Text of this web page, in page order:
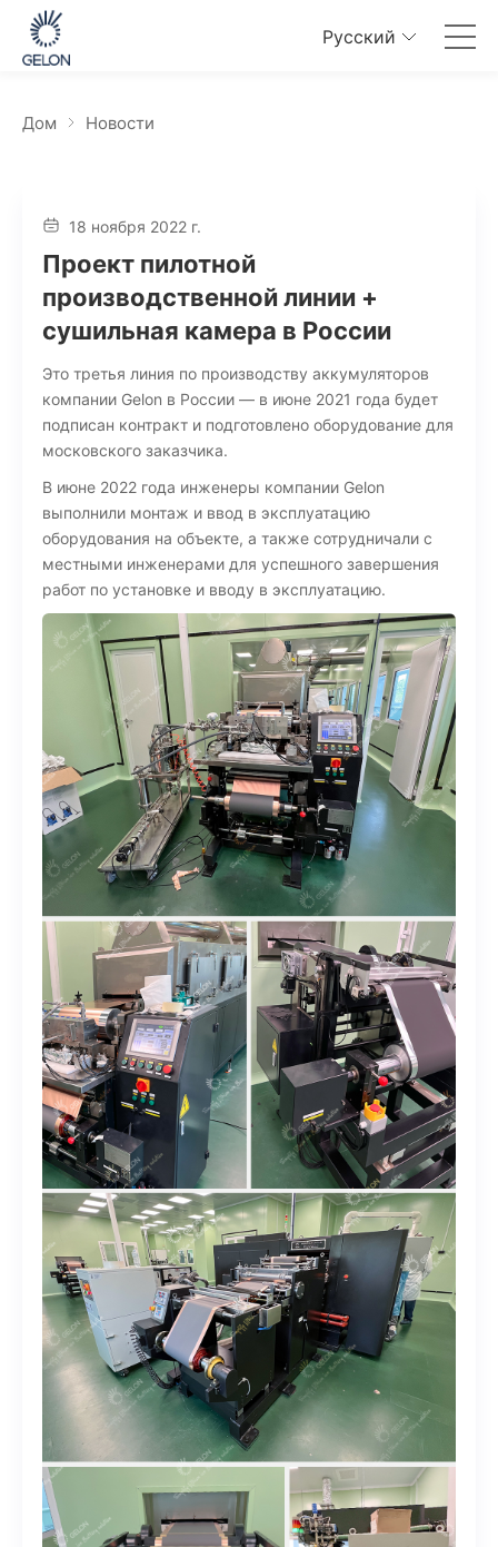
Pусский
Дом Новости
18 ноября 2022 г.
Проект пилотной
производственной линии +
сушильная камера в России
Это третья линия по производству аккумуляторов
компании Gelon в России — в июне 2021 года будет
подписан контракт и подготовлено оборудование для
московского заказчика.
В июне 2022 года инженеры компании Gelon
выполнили монтаж и ввод в эксплуатацию
оборудования на объекте, а также сотрудничали с
местными инженерами для успешного завершения
работ по установке и вводу в эксплуатацию.